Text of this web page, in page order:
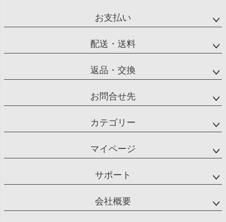
ップ
お支払い
配送・送料
返品・交換
お問合せ先
カテゴリー
マイページ
サポート
会社概要